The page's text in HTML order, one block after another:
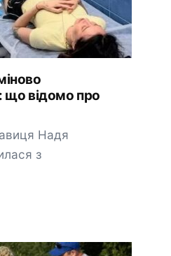
що відомо про
Надя
з